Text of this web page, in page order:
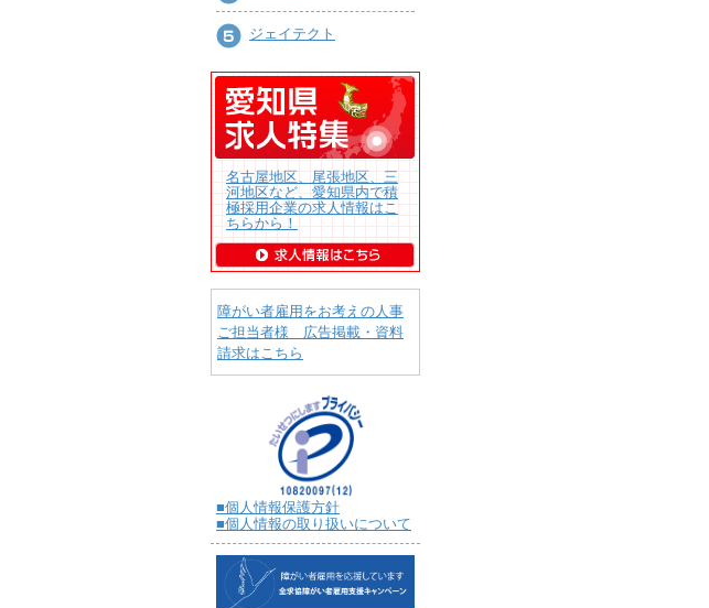
ジェイテクト
名古屋地区、尾張地区、三
河地区など、愛知県内で積
極採用企業の求人情報はこ
ちらから！
障がい者雇用をお考えの人事
ご担当者様 広告掲載・資料
請求はこちら
■個人情報保護方針
■個人情報の取り扱いについて